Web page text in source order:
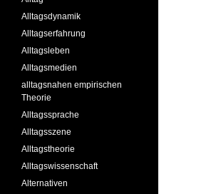
Alltagsdynamik
Alltagserfahrung
Alltagsleben
Alltagsmedien
alltagsnahen empirischen
Theorie
Alltagssprache
Alltagsszene
Alltagstheorie
Alltagswissenschaft
Alternativen